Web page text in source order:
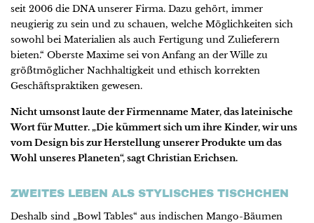
seit 2006 die DNA unserer Firma. Dazu gehört, immer
neugierig zu sein und zu schauen, welche Möglichkeiten sich
sowohl bei Materialien als auch Fertigung und Zulieferern
bieten.“ Oberste Maxime sei von Anfang an der Wille zu
größtmöglicher Nachhaltigkeit und ethisch korrekten
Geschäftspraktiken gewesen.
Nicht umsonst laute der Firmenname Mater, das lateinische
Wort für Mutter. „Die kümmert sich um ihre Kinder, wir uns
vom Design bis zur Herstellung unserer Produkte um das
Wohl unseres Planeten“, sagt Christian Erichsen.
ZWEITES LEBEN ALS STYLISCHES TISCHCHEN
Deshalb sind „Bowl Tables“ aus indischen Mango-Bäumen